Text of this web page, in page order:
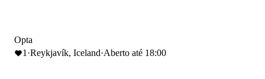
Opta
1 ·Reykjavík, Iceland·Aberto até 18:00